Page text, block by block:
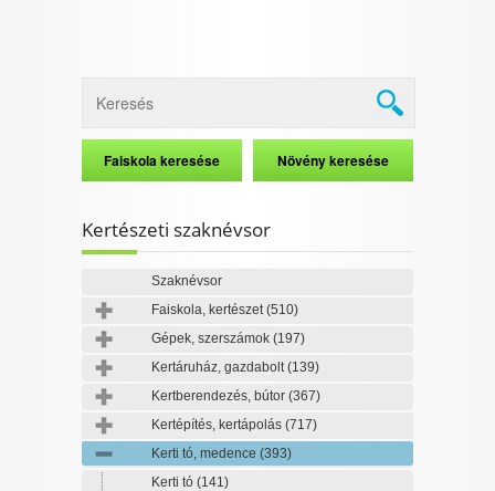
Kertészeti szaknévsor
Szaknévsor
Faiskola, kertészet(510)
Gépek, szerszámok (197)
Kertáruház, gazdabolt(139)
Kertberendezés, bútor (367)
Kertépítés, kertápolás (717)
Kerti tó, medence (393)
Kerti tó (141)